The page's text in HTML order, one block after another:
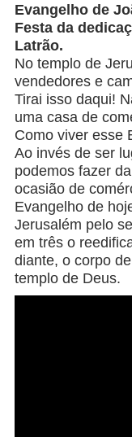
Evangelho de
Festa da
Latrão.
No templo de
vendedores e
Tirai isso daqui!
uma casa de
Como viver esse
Ao invés de ser
podemos fazer
ocasião de
Evangelho de
Jerusalém pelo
em três o
diante, o corpo
templo de Deus.